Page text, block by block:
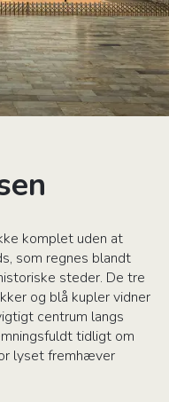
komplet uden at
som regnes blandt
steder. De tre
og blå kupler vidner
centrum langs
tidligt om
lyset fremhæver